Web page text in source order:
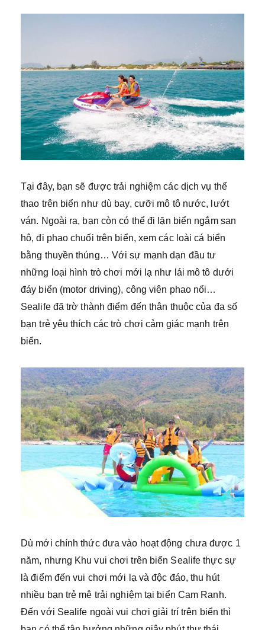
Tại đây, bạn sẽ được trải nghiệm các dịch vụ thể
thao trên biển như dù bay, cưỡi mô tô nước, lướt
ván. Ngoài ra, bạn còn có thể đi lặn biển ngắm san
hô, đi phao chuối trên biển, xem các loài cá biển
bằng thuyền thúng… Với sự mạnh dạn đầu tư
những loại hình trò chơi mới lạ như lái mô tô dưới
đáy biển (motor driving), công viên phao nổi…
Sealife đã trờ thành điểm đến thân thuộc của đa số
bạn trẻ yêu thích các trò chơi cảm giác mạnh trên
biển.
Dù mới chính thức đưa vào hoạt động chưa được 1
năm, nhưng Khu vui chơi trên biển Sealife thực sự
là điểm đến vui chơi mới lạ và độc đáo, thu hút
nhiều bạn trẻ mê trải nghiệm tại biển Cam Ranh.
Đến với Sealife ngoài vui chơi giải trí trên biển thì